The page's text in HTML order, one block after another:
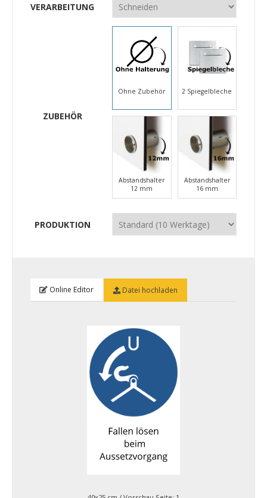
VERARBEITUNG
ZUBEHÖR
Ohne Zubehör 2 Spiegelbleche
Abstandshalter
12 mm
Abstandshalter
16 mm
PRODUKTION
Online Editor Datei hochladen